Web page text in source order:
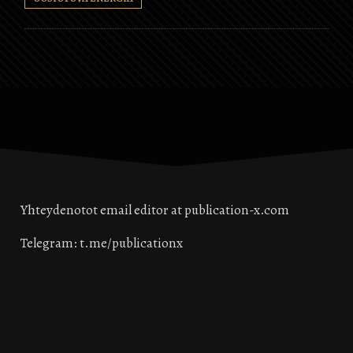
Yhteydenotot email editor at publication-x.com
Telegram: t.me/publicationx